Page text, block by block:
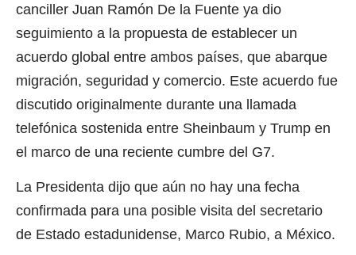
canciller Juan Ramón De la Fuente ya dio
seguimiento a la propuesta de establecer un
acuerdo global entre ambos países, que abarque
migración, seguridad y comercio. Este acuerdo fue
discutido originalmente durante una llamada
telefónica sostenida entre Sheinbaum y Trump en
el marco de una reciente cumbre del G7.
La Presidenta dijo que aún no hay una fecha
confirmada para una posible visita del secretario
de Estado estadunidense, Marco Rubio, a México.